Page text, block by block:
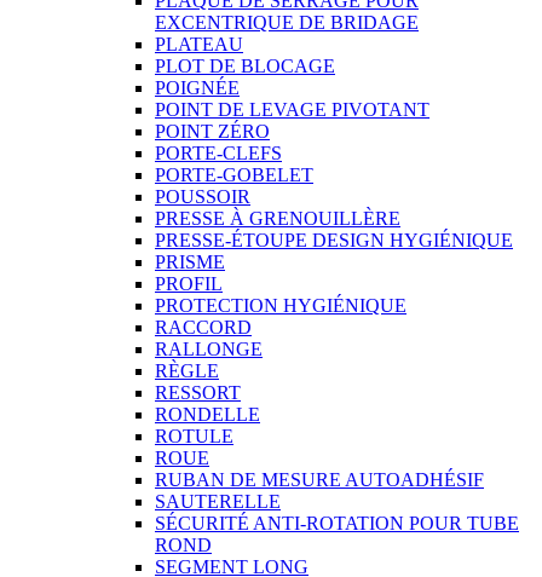
EXCENTRIQUE DE BRIDAGE
PLATEAU
PLOT DE BLOCAGE
POIGNÉE
POINT DE LEVAGE PIVOTANT
POINT ZÉRO
PORTE-CLEFS
PORTE-GOBELET
POUSSOIR
PRESSE À GRENOUILLÈRE
PRESSE-ÉTOUPE DESIGN HYGIÉNIQUE
PRISME
PROFIL
PROTECTION HYGIÉNIQUE
RACCORD
RALLONGE
RÈGLE
RESSORT
RONDELLE
ROTULE
ROUE
RUBAN DE MESURE AUTOADHÉSIF
SAUTERELLE
SÉCURITÉ ANTI-ROTATION POUR TUBE
ROND
SEGMENT LONG